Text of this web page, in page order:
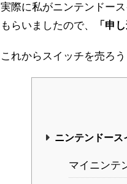
実際に私がニンテンドー
もらいましたので、
「申
これからスイッチを売ろ
ニンテンドー
マイニンテ